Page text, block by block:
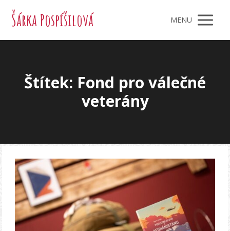
Šárka Pospíšilová MENU
Štítek: Fond pro válečné
veterány